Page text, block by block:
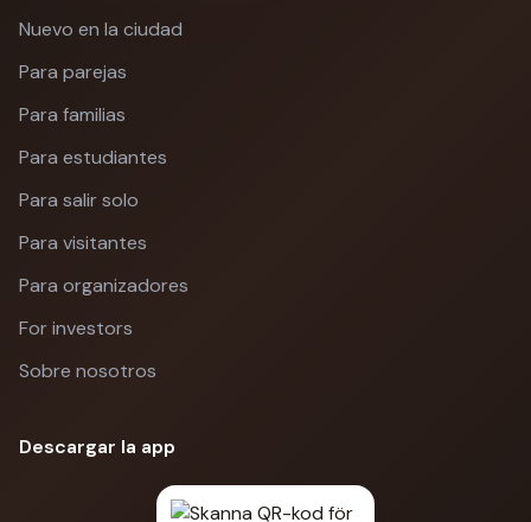
Nuevo en la ciudad
Para parejas
Para familias
Para estudiantes
Para salir solo
Para visitantes
Para organizadores
For investors
Sobre nosotros
Descargar la app